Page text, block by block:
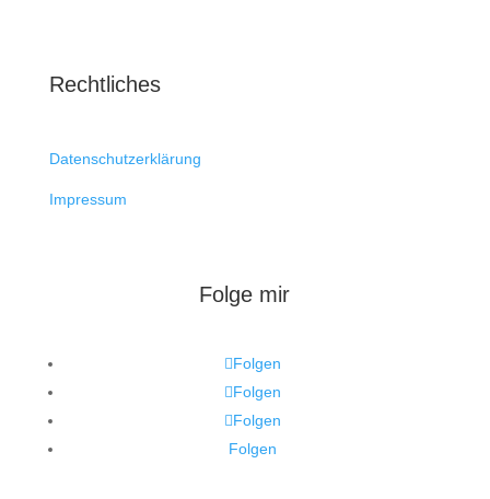
Rechtliches
Datenschutzerklärung
Impressum
Folge mir
Folgen
Folgen
Folgen
Folgen